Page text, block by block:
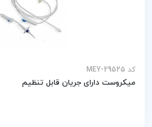
کد MEY-29525
میکروست دارای جریان قابل تنظیم